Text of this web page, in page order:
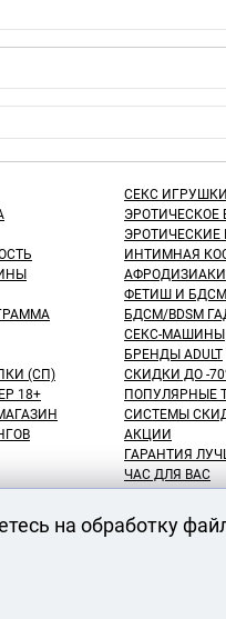
(СП)
18+
СЕКС ИГРУШКИ
ЭРОТИЧЕСКОЕ
ИНТИМНАЯ
АФРОДИЗИАКИ
ФЕТИШ И БДСМ
БДСМ/BDSM
СЕКС-МАШИНЫ
БРЕНДЫ ADULT
СКИДКИ ДО -
ПОПУЛЯРНЫЕ
СИСТЕМЫ
АКЦИИ
ГАРАНТИЯ
ЧАС ДЛЯ ВАС
100 БОНУСНЫХ
ОТЛОЖЕННЫЕ
на обработку